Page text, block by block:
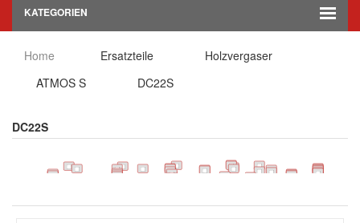
KATEGORIEN
Home Ersatzteile
Holzvergaser
ATMOS S
DC22S
DC22S